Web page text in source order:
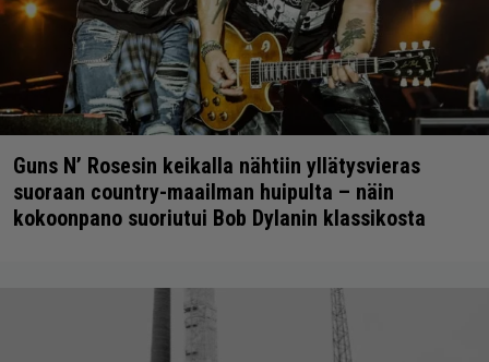
Guns N’ Rosesin keikalla nähtiin yllätysvieras
suoraan country-maailman huipulta – näin
kokoonpano suoriutui Bob Dylanin klassikosta